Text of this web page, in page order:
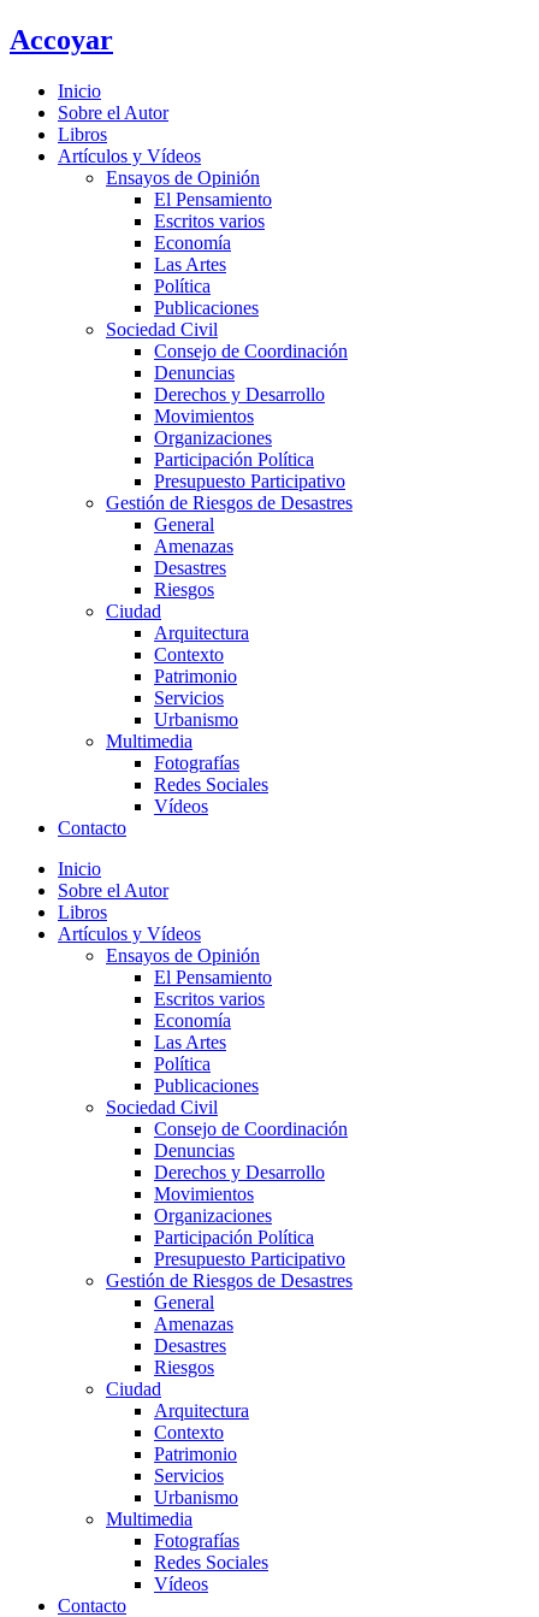
Ir
al
Accoyar
Inicio
Sobre el Autor
Libros
Artículos y Vídeos
Ensayos de Opinión
El Pensamiento
Escritos varios
Economía
Las Artes
Política
Publicaciones
Sociedad Civil
Consejo de Coordinación
Denuncias
Derechos y Desarrollo
Movimientos
Organizaciones
Participación Política
Presupuesto Participativo
Gestión de Riesgos de Desastres
General
Amenazas
Desastres
Riesgos
Ciudad
Arquitectura
Contexto
Patrimonio
Servicios
Urbanismo
Multimedia
Fotografías
Redes Sociales
Vídeos
Contacto
Inicio
Sobre el Autor
Libros
Artículos y Vídeos
Ensayos de Opinión
El Pensamiento
Escritos varios
Economía
Las Artes
Política
Publicaciones
Sociedad Civil
Consejo de Coordinación
Denuncias
Derechos y Desarrollo
Movimientos
Organizaciones
Participación Política
Presupuesto Participativo
Gestión de Riesgos de Desastres
General
Amenazas
Desastres
Riesgos
Ciudad
Arquitectura
Contexto
Patrimonio
Servicios
Urbanismo
Multimedia
Fotografías
Redes Sociales
Vídeos
Contacto